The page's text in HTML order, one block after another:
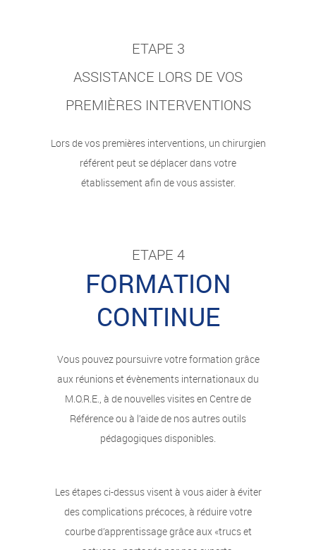
ETAPE 3
ASSISTANCE LORS DE VOS
PREMIÈRES INTERVENTIONS
Lors de vos premières interventions, un chirurgien
référent peut se déplacer dans votre
établissement afin de vous assister.
ETAPE 4
FORMATION
CONTINUE
Vous pouvez poursuivre votre formation grâce
aux réunions et évènements internationaux du
M.O.R.E., à de nouvelles visites en Centre de
Référence ou à l’aide de nos autres outils
pédagogiques disponibles.
Les étapes ci-dessus visent à vous aider à éviter
des complications précoces, à réduire votre
courbe d’apprentissage grâce aux «trucs et